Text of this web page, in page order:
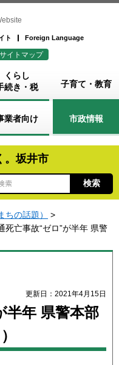
ト Foreign Language
サイトマップ
くらし
続き・税
子育て・教育
業者向け 市政情報
。坂井市
ちの話題）
>
死亡事故“ゼロ”が半年 県警
更新日：2021年4月15日
半年 県警本部